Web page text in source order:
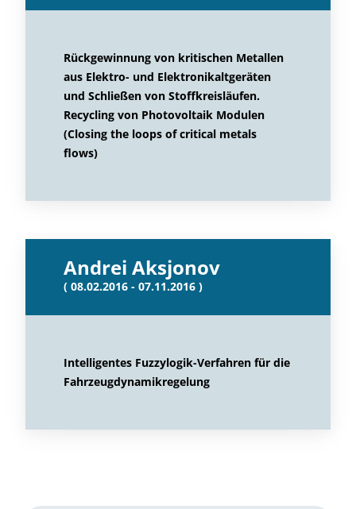
Rückgewinnung von kritischen Metallen
aus Elektro- und Elektronikaltgeräten
und Schließen von Stoffkreisläufen.
Recycling von Photovoltaik Modulen
(Closing the loops of critical metals
flows)
Andrei Aksjonov
( 08.02.2016 - 07.11.2016 )
Intelligentes Fuzzylogik-Verfahren für die
Fahrzeugdynamikregelung